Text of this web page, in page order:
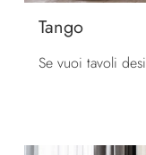
Tango